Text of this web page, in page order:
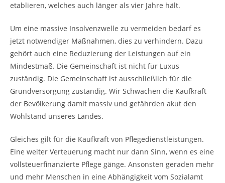
etablieren, welches auch länger als vier Jahre hält.
Um eine massive Insolvenzwelle zu vermeiden bedarf es
jetzt notwendiger Maßnahmen, dies zu verhindern. Dazu
gehört auch eine Reduzierung der Leistungen auf ein
Mindestmaß. Die Gemeinschaft ist nicht für Luxus
zuständig. Die Gemeinschaft ist ausschließlich für die
Grundversorgung zuständig. Wir Schwächen die Kaufkraft
der Bevölkerung damit massiv und gefährden akut den
Wohlstand unseres Landes.
Gleiches gilt für die Kaufkraft von Pflegedienstleistungen.
Eine weiter Verteuerung macht nur dann Sinn, wenn es eine
vollsteuerfinanzierte Pflege gänge. Ansonsten geraden mehr
und mehr Menschen in eine Abhängigkeit vom Sozialamt